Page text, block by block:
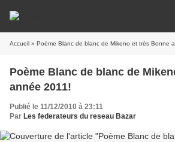
Accueil » Poème Blanc de blanc de Mikeno et très Bonne
Poème Blanc de blanc de
année 2011!
Publié le 11/12/2010 à 23:11
Par Les federateurs du reseau Bazar